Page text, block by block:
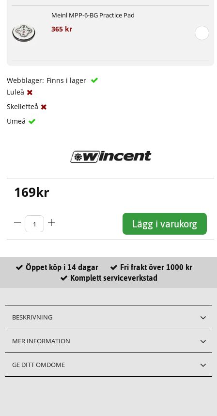
Meinl MPP-6-BG Practice Pad
365 kr
Webblager: Finns i lager
Luleå
Skellefteå
Umeå
169kr
Lägg i varukorg
Öppet köp i 14 dagar
Fri frakt över 1000 kr
Komplett serviceverkstad
BESKRIVNING
MER INFORMATION
GE DITT OMDÖME